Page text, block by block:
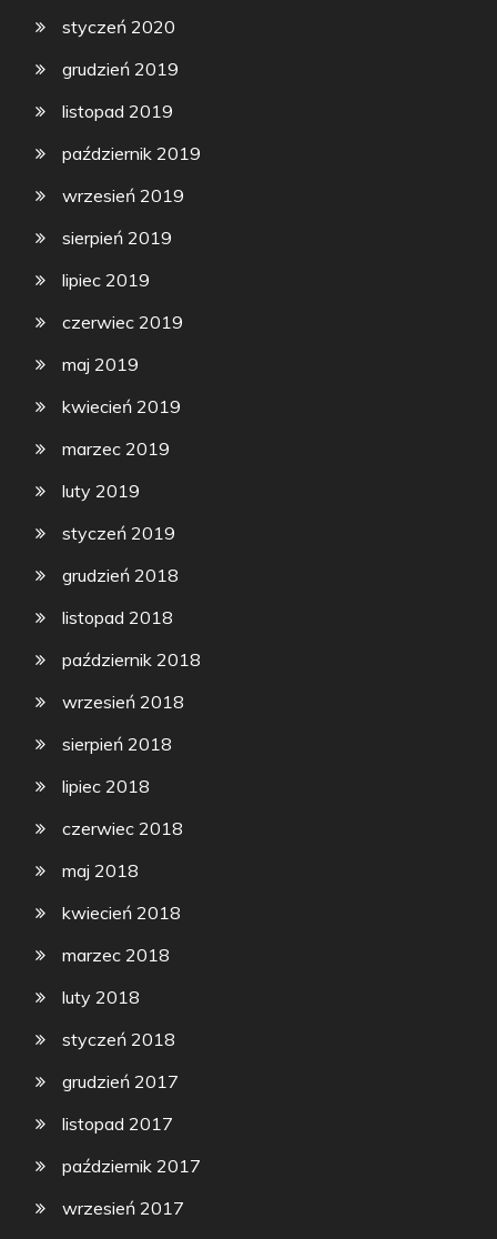
styczeń 2020
grudzień 2019
listopad 2019
październik 2019
wrzesień 2019
sierpień 2019
lipiec 2019
czerwiec 2019
maj 2019
kwiecień 2019
marzec 2019
luty 2019
styczeń 2019
grudzień 2018
listopad 2018
październik 2018
wrzesień 2018
sierpień 2018
lipiec 2018
czerwiec 2018
maj 2018
kwiecień 2018
marzec 2018
luty 2018
styczeń 2018
grudzień 2017
listopad 2017
październik 2017
wrzesień 2017